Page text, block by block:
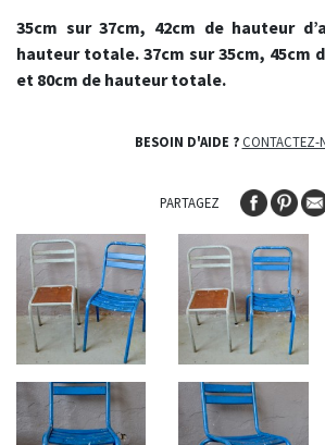
35cm sur 37cm, 42cm de hauteur
hauteur totale. 37cm sur 35cm, 45cm
et 80cm de hauteur totale.
BESOIN D'AIDE ? CONTACTEZ-
PARTAGEZ